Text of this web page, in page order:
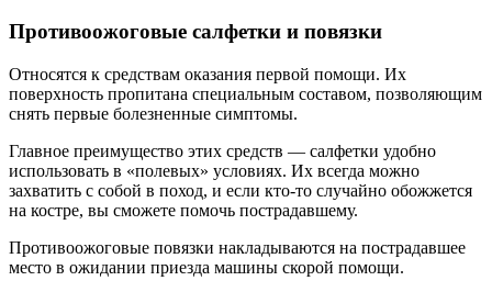
Противоожоговые салфетки и повязки
Относятся к средствам оказания первой помощи. Их
поверхность пропитана специальным составом, позволяющим
снять первые болезненные симптомы.
Главное преимущество этих средств — салфетки удобно
использовать в «полевых» условиях. Их всегда можно
захватить с собой в поход, и если кто-то случайно обожжется
на костре, вы сможете помочь пострадавшему.
Противоожоговые повязки накладываются на пострадавшее
место в ожидании приезда машины скорой помощи.